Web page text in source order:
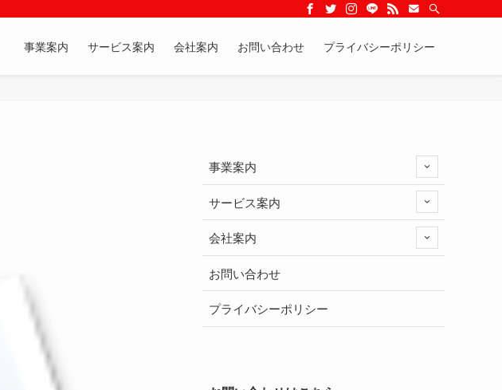
事業案内 サービス案内 会社案内 お問い合わせ プライバシーポリシー
事業案内
サービス案内
会社案内
お問い合わせ
プライバシーポリシー